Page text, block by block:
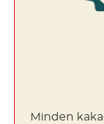
Minden